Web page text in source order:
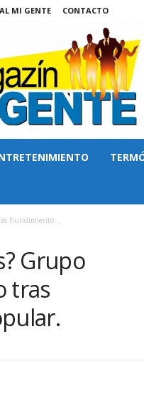
MI GENTE CONTACTO
hundimiento...
Grupo
tras